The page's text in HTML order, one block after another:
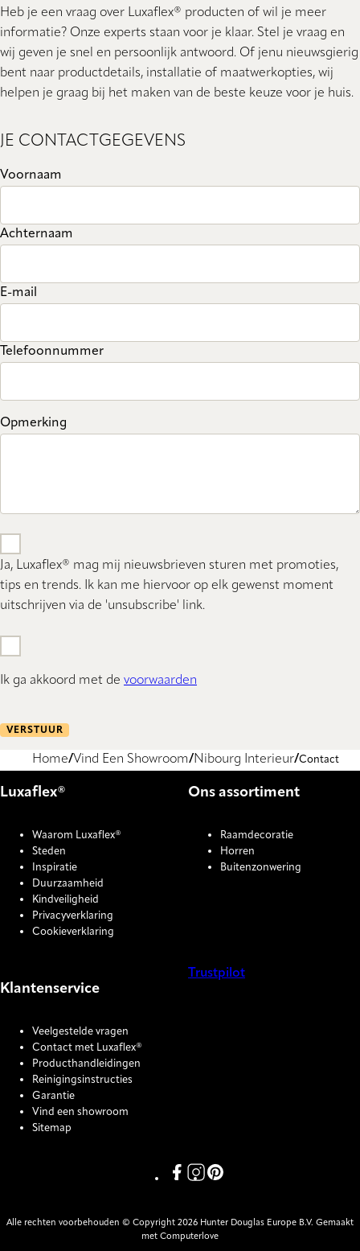
Heb je een vraag over Luxaflex® producten of wil je meer
informatie? Onze experts staan ​​voor je klaar. Stel je vraag en
wij geven je snel en persoonlijk antwoord. Of jenu nieuwsgierig
bent naar productdetails, installatie of maatwerkopties, wij
helpen je graag bij het maken van de beste keuze voor je huis.
JE CONTACTGEGEVENS
Voornaam
Achternaam
E-mail
Telefoonnummer
Opmerking
Ja, Luxaflex® mag mij nieuwsbrieven sturen met promoties,
tips en trends. Ik kan me hiervoor op elk gewenst moment
uitschrijven via de 'unsubscribe' link.
Ik ga akkoord met de voorwaarden
VERSTUUR
Home Vind Een Showroom Nibourg Interieur Contact
Luxaflex®
Waarom Luxaflex®
Steden
Inspiratie
Duurzaamheid
Kindveiligheid
Privacyverklaring
Cookieverklaring
Ons assortiment
Raamdecoratie
Horren
Buitenzonwering
Klantenservice
Veelgestelde vragen
Contact met Luxaflex®
Producthandleidingen
Reinigingsinstructies
Garantie
Vind een showroom
Sitemap
Trustpilot
Link missing Display text from
Link missing Display text
Link missing Display text
Alle rechten voorbehouden © Copyright 2026 Hunter Douglas Europe B.V. Gemaakt
met Computerlove